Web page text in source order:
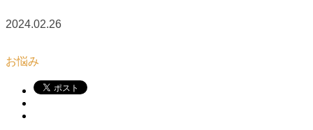
2024.02.26
お悩み